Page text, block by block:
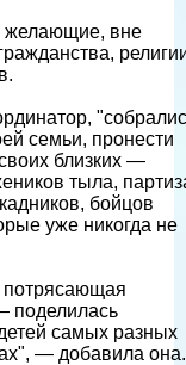
желающие, вне
семьи, пронести
близких —
тыла,
бойцов
уже никогда не
поделилась
самых разных
— добавила она.